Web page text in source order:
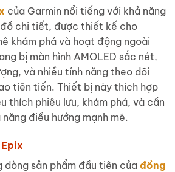
của Garmin nổi tiếng với khả năng
chi tiết, được thiết kế cho
khám phá và hoạt động ngoài
bị màn hình AMOLED sắc nét,
và nhiều tính năng theo dõi
tiên tiến. Thiết bị này thích hợp
thích phiêu lưu, khám phá, và cần
điều hướng mạnh mẽ.
dòng sản phẩm đầu tiên của đồng